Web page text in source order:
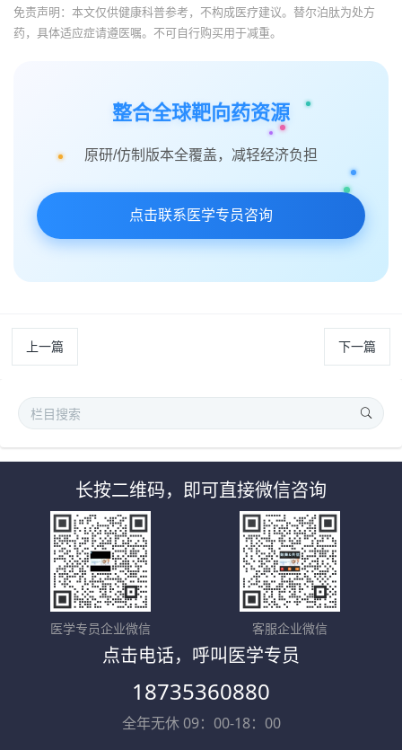
免责声明：本文仅供健康科普参考，不构成医疗建议。替尔泊肽为处方
药，具体适应症请遵医嘱。不可自行购买用于减重。
整合全球靶向药资源
原研/仿制版本全覆盖，减轻经济负担
点击联系医学专员咨询
上一篇 下一篇
长按二维码，即可直接微信咨询
医学专员企业微信 客服企业微信
点击电话，呼叫医学专员
18735360880
全年无休 09：00-18：00